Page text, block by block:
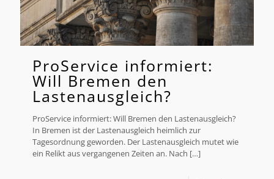
ProService informiert:
Will Bremen den
Lastenausgleich?
ProService informiert: Will Bremen den Lastenausgleich?
In Bremen ist der Lastenausgleich heimlich zur
Tagesordnung geworden. Der Lastenausgleich mutet wie
ein Relikt aus vergangenen Zeiten an. Nach […]